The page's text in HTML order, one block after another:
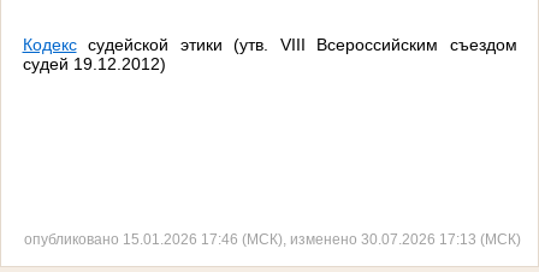
Кодекссудейской этики (утв. VIII Всероссийским съездом
судей 19.12.2012)
опубликовано 15.01.2026 17:46 (МСК), изменено 30.07.2026 17:13 (МСК)